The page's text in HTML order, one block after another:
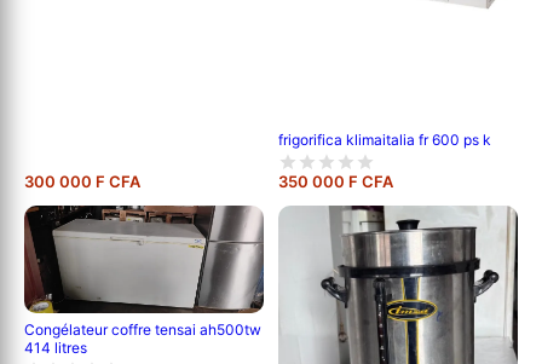
300 000 F CFA
frigorifica klimaitalia fr 600 ps k
350 000 F CFA
Congélateur coffre tensai ah500tw
414 litres